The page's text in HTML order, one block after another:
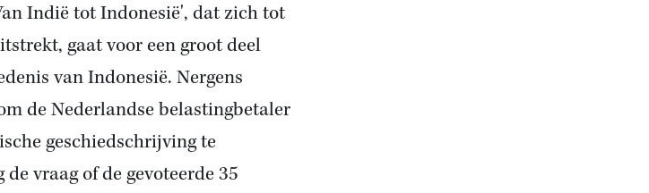
Indië tot Indonesië', dat zich tot
gaat voor een groot deel
van Indonesië. Nergens
de Nederlandse belastingbetaler
geschiedschrijving te
vraag of de gevoteerde 35